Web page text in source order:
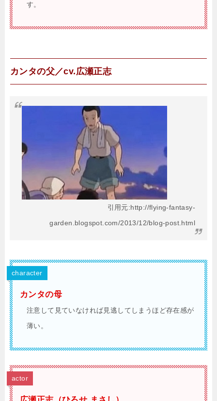
す。
カンタの父／cv.広瀬正志
引用元:http://flying-fantasy-
garden.blogspot.com/2013/12/blog-post.html
character
カンタの母
注意して見ていなければ見逃してしまうほど存在感が
薄い。
actor